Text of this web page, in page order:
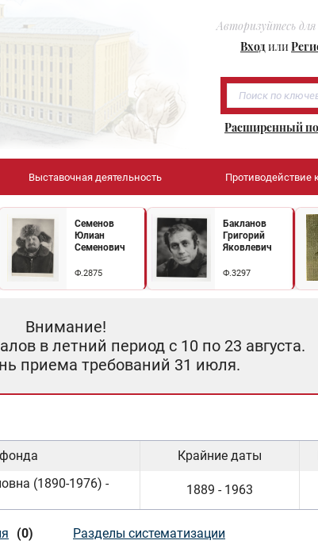
Авторизуйтесь для
Входили
Расширенный
Выставочная деятельность Противодействие
Семенов
Юлиан
Семенович
Ф.2875
Бакланов
Григорий
Яковлевич
Ф.3297
Внимание!
в летний период с 10 по 23 августа.
приема требований 31 июля.
Крайние даты
(1890-1976) -
1889 - 1963
(0)
Разделы систематизации